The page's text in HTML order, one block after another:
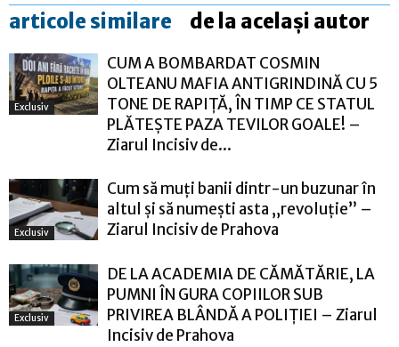
articole similare de la același autor
Exclusiv
CUM A BOMBARDAT COSMIN
OLTEANU MAFIA ANTIGRINDINĂ CU 5
TONE DE RAPIȚĂ, ÎN TIMP CE STATUL
PLĂTEȘTE PAZA TEVILOR GOALE! –
Ziarul Incisiv de...
Exclusiv
Cum să muți banii dintr-un buzunar în
altul și să numești asta „revoluție” –
Ziarul Incisiv de Prahova
Exclusiv
DE LA ACADEMIA DE CĂMĂTĂRIE, LA
PUMNI ÎN GURA COPIILOR SUB
PRIVIREA BLÂNDĂ A POLIȚIEI – Ziarul
Incisiv de Prahova